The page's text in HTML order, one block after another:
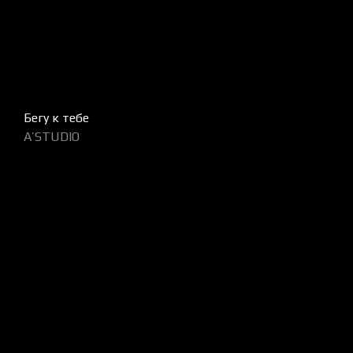
Бегу к тебе
A’STUDIO